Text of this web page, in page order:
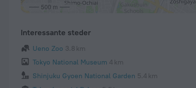
500 m
Interessante steder
Ueno Zoo 3.8 km
Tokyo National Museum 4 km
Shinjuku Gyoen National Garden 5.4 km